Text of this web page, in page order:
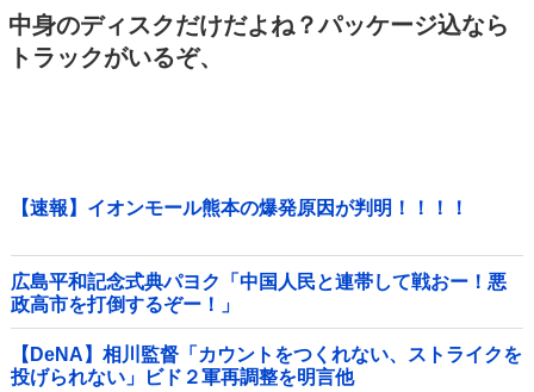
中身のディスクだけだよね？パッケージ込なら
トラックがいるぞ、
【速報】イオンモール熊本の爆発原因が判明！！！！
広島平和記念式典パヨク「中国人民と連帯して戦おー！悪
政高市を打倒するぞー！」
【DeNA】相川監督「カウントをつくれない、ストライクを
投げられない」ビド２軍再調整を明言他